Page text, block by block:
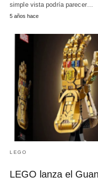
simple vista podría parecer…
5 años hace
LEGO
LEGO lanza el